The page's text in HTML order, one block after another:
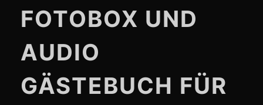
FOTOBOX UND
AUDIO
GÄSTEBUCH FÜR